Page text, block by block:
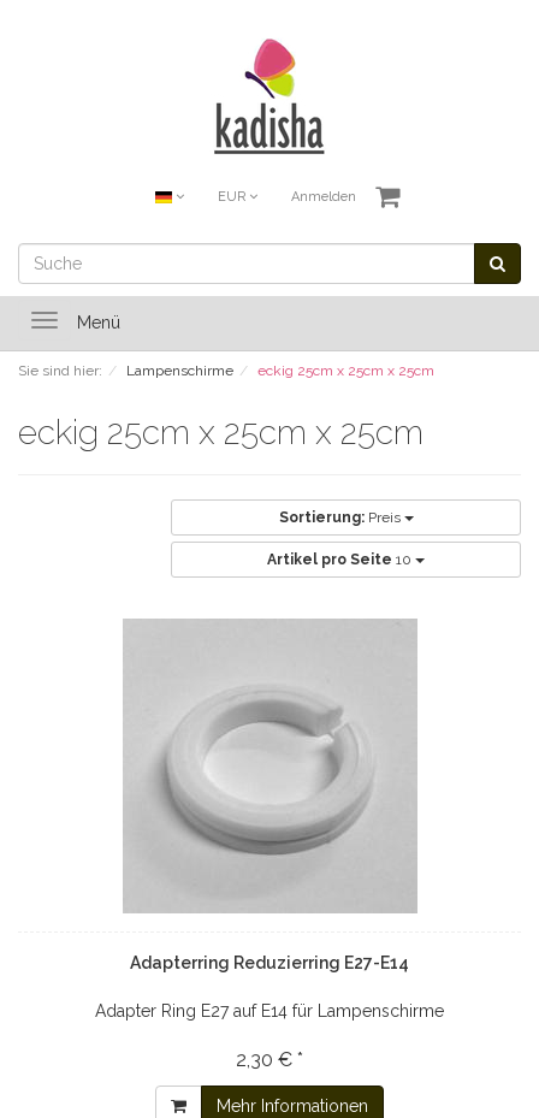
EUR Anmelden
ToggleMenü
Sie sind hier: Lampenschirme eckig 25cm x 25cm x 25cm
eckig 25cm x 25cm x 25cm
Sortierung: Preis
Artikel pro Seite 10
Adapterring Reduzierring E27-E14
Adapter Ring E27 auf E14 für Lampenschirme
2,30 € *
Mehr Informationen